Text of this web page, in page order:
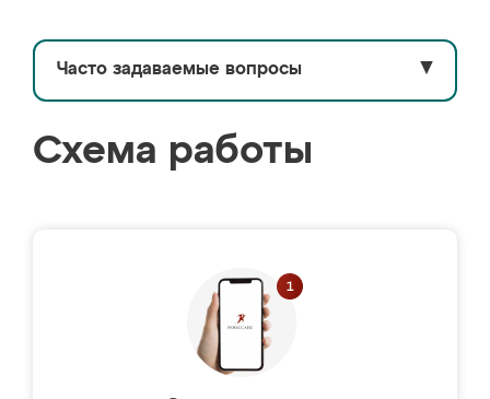
Часто задаваемые вопросы ▼
Схема работы